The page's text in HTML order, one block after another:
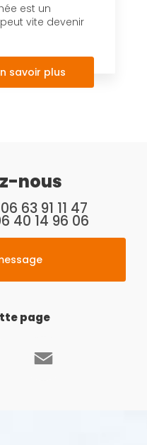
est un
vite devenir
savoir plus
nous
06 63 91 11 47
40 14 96 06
page